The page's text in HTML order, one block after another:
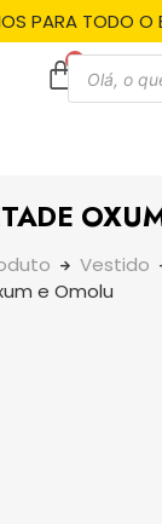
PARA TODO O
Vestido
e Omolu